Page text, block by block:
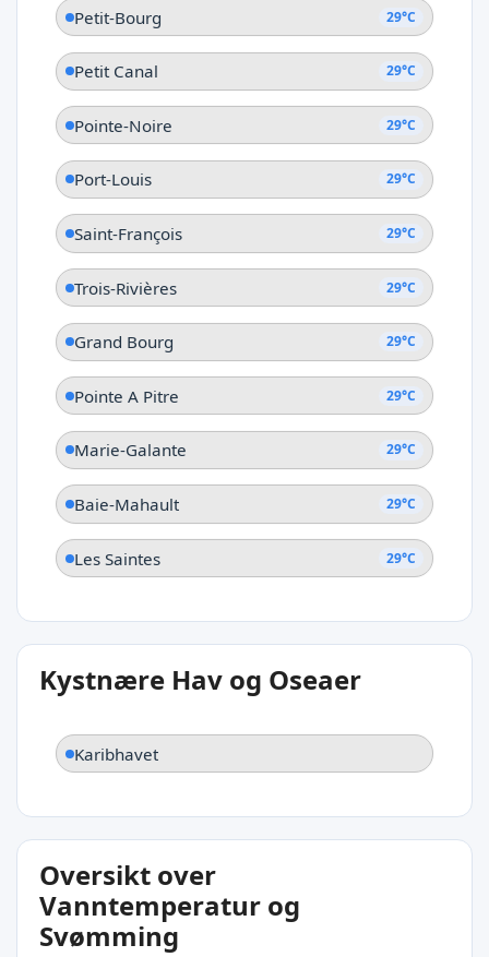
Petit-Bourg 29°C
Petit Canal 29°C
Pointe-Noire 29°C
Port-Louis 29°C
Saint-François 29°C
Trois-Rivières 29°C
Grand Bourg 29°C
Pointe A Pitre 29°C
Marie-Galante 29°C
Baie-Mahault 29°C
Les Saintes 29°C
Kystnære Hav og Oseaer
Karibhavet
Oversikt over
Vanntemperatur og
Svømming